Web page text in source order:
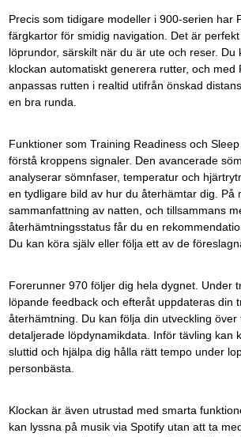
Precis som tidigare modeller i 900-serien har
färgkartor för smidig navigation. Det är
löprundor, särskilt när du är ute och reser. Du
klockan automatiskt generera rutter, och med
anpassas rutten i realtid utifrån önskad
en bra runda.
Funktioner som Training Readiness och
förstå kroppens signaler. Den avancerade
analyserar sömnfaser, temperatur och
en tydligare bild av hur du återhämtar dig. På
sammanfattning av natten, och tillsammans
återhämtningsstatus får du en
Du kan köra själv eller följa ett av de
Forerunner 970 följer dig hela dygnet. Under
löpande feedback och efteråt uppdateras din
återhämtning. Du kan följa din utveckling över
detaljerade löpdynamikdata. Inför tävling kan
sluttid och hjälpa dig hålla rätt tempo under
personbästa.
Klockan är även utrustad med smarta
kan lyssna på musik via Spotify utan att ta